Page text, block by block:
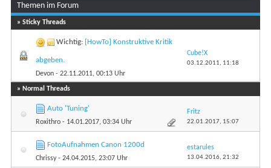
Themen im Forum
» Sticky Threads
Wichtig: [HowTo] Konstruktive Kritik
abgeben.
Devon - 22.11.2011, 00:13 Uhr
Cube!X
03.12.2011, 11:18
» Normal Threads
Auto 'Tuning'
Roxithro - 14.01.2017, 03:34 Uhr
Fritz
22.01.2017, 15:07
FotoAufnahmen Canon 1200d
Chrissy- 24.04.2015, 23:07 Uhr
estarules
13.04.2016, 21:32